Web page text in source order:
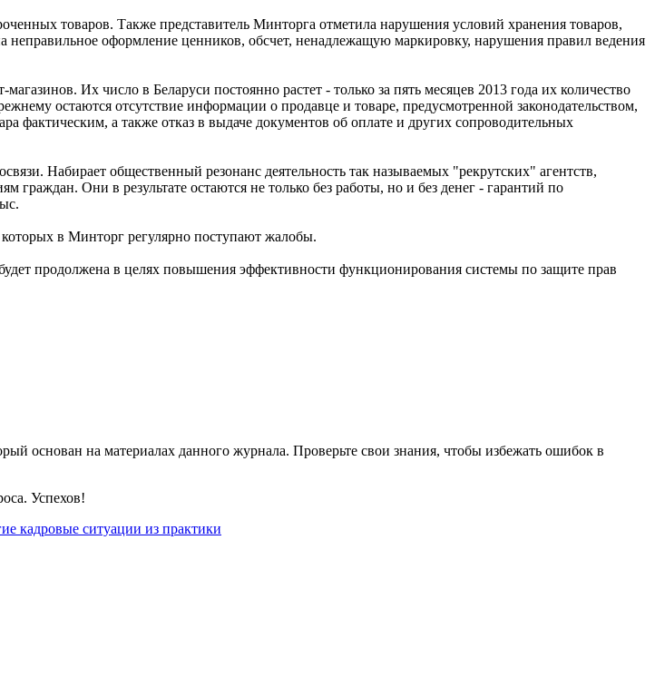
товаров. Также представитель Минторга отметила нарушения условий хранения товаров,
оформление ценников, обсчет, ненадлежащую маркировку, нарушения правил ведения
Их число в Беларуси постоянно растет - только за пять месяцев 2013 года их количество
остаются отсутствие информации о продавце и товаре, предусмотренной законодательством,
фактическим, а также отказ в выдаче документов об оплате и других сопроводительных
Набирает общественный резонанс деятельность так называемых "рекрутских" агентств,
Они в результате остаются не только без работы, но и без денег - гарантий по
в Минторг регулярно поступают жалобы.
продолжена в целях повышения эффективности функционирования системы по защите прав
основан на материалах данного журнала. Проверьте свои знания, чтобы избежать ошибок в
Успехов!
кадровые ситуации из практики